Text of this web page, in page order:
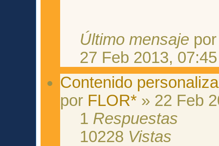
Último mensaje
27 Feb 2013, 07:45
Contenido
por FLOR* » 22 Feb
1 Respuestas
10228 Vistas